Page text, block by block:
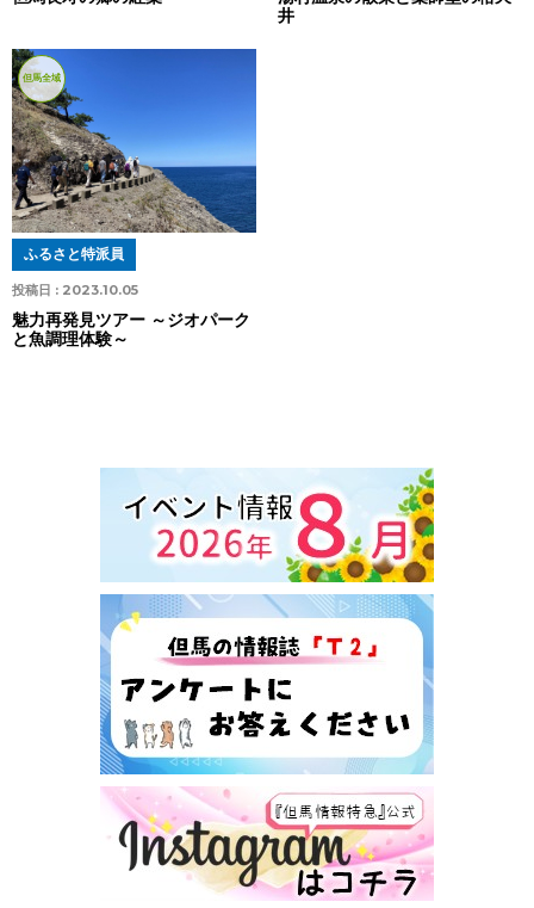
井
但馬全域
投稿日 : 2023.10.05
ふるさと特派員
魅力再発見ツアー ～ジオパーク
と魚調理体験～